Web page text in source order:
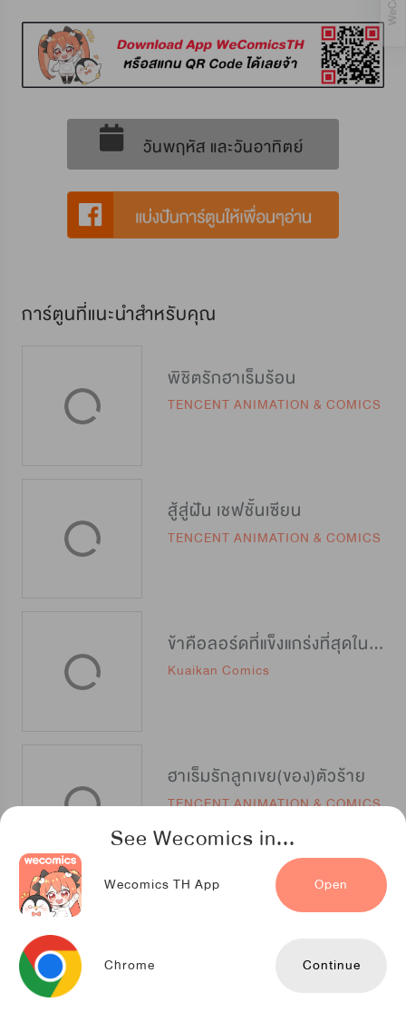
See Wecomics in...
Wecomics TH App Open
Chrome Continue
วันพฤหัส และวันอาทิตย์
การ์ตูนที่แนะนำสำหรับคุณ
พิชิตรักฮาเร็มร้อน
TENCENT ANIMATION & COMICS
สู้สู่ฝัน เชฟชั้นเซียน
TENCENT ANIMATION & COMICS
ข้าคือลอร์ดที่แข็งแกร่งที่สุดในปฐพี
Kuaikan Comics
ฮาเร็มรักลูกเขย(ของ)ตัวร้าย
TENCENT ANIMATION & COMICS
ระบบคลั่งจักรพรรดิเทพ